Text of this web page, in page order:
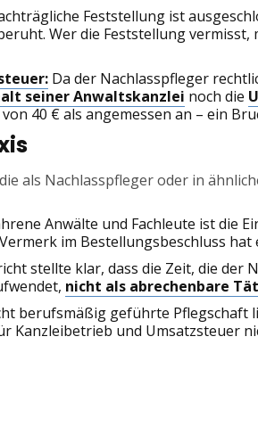
Feststellung ist
Wer die Feststellung vermisst,
Da der Nachlasspfleger
seiner Anwaltskanzlei noch die
40 € als angemessen an – ein
als Nachlasspfleger oder in
Anwälte und Fachleute ist die
im Bestellungsbeschluss hat
stellte klar, dass die Zeit, die der
nicht als abrechenbare
berufsmäßig geführte Pflegschaft
Kanzleibetrieb und Umsatzsteuer